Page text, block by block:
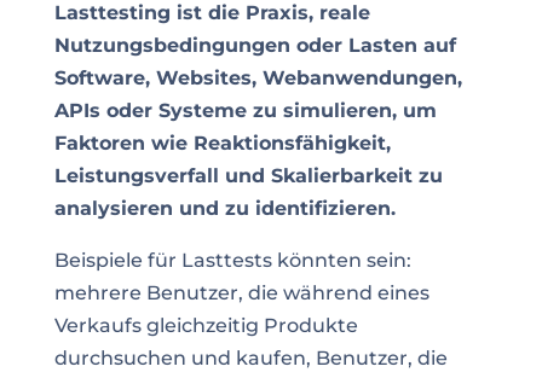
Lasttesting ist die Praxis, reale
Nutzungsbedingungen oder Lasten auf
Software, Websites, Webanwendungen,
APIs oder Systeme zu simulieren, um
Faktoren wie Reaktionsfähigkeit,
Leistungsverfall und Skalierbarkeit zu
analysieren und zu identifizieren.
Beispiele für Lasttests könnten sein:
mehrere Benutzer, die während eines
Verkaufs gleichzeitig Produkte
durchsuchen und kaufen, Benutzer, die